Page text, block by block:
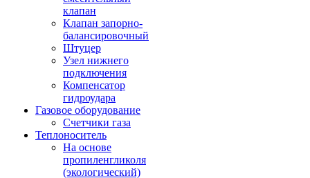
клапан
Клапан запорно-
балансировочный
Штуцер
Узел нижнего
подключения
Компенсатор
гидроудара
Газовое оборудование
Счетчики газа
Теплоноситель
На основе
пропиленгликоля
(экологический)